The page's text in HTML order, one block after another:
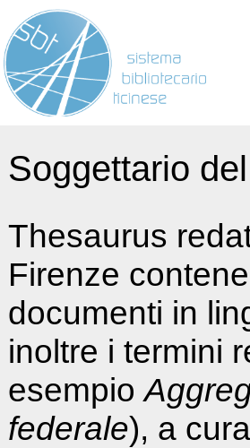
Soggettario
Thesaurus
Firenze
documenti in
inoltre i termini
esempio
federale), a